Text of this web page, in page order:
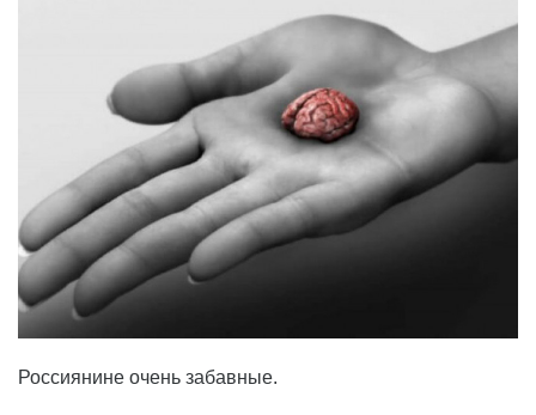
Россиянине очень забавные.